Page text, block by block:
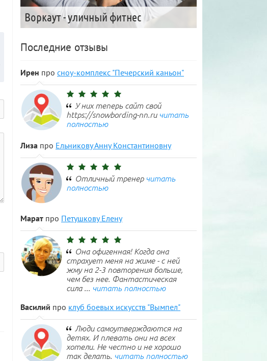
Воркаут - уличный фитнес
Последние отзывы
Ирен про сноу-комплекс "Печерский каньон"
У них теперь сайт свой
https://snowbording-nn.ru читать
полностью
Лиза про Ельникову Анну Константиновну
Отличный тренер читать
полностью
Марат про Петушкову Елену
Она офигенная! Когда она
страхует меня на жиме - с ней
жму на 2-3 повторения больше,
чем без нее. Фантастическая
сила ... читать полностью
Василий про клуб боевых искусств "Вымпел"
Люди самоутверждаются на
детях. И плевать они на всех
хотели. Не честно и не хорошо
так делать. читать полностью